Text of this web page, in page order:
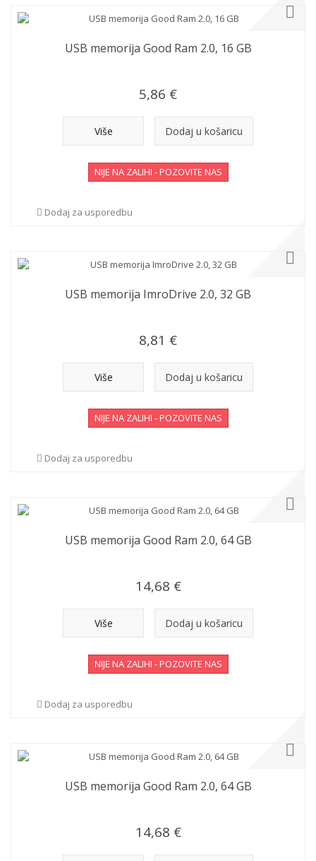
USB memorija Good Ram 2.0, 16 GB
5,86 €
Više Dodaj u košaricu
NIJE NA ZALIHI - POZOVITE NAS
Dodaj za usporedbu
USB memorija ImroDrive 2.0, 32 GB
8,81 €
Više Dodaj u košaricu
NIJE NA ZALIHI - POZOVITE NAS
Dodaj za usporedbu
USB memorija Good Ram 2.0, 64 GB
14,68 €
Više Dodaj u košaricu
NIJE NA ZALIHI - POZOVITE NAS
Dodaj za usporedbu
USB memorija Good Ram 2.0, 64 GB
14,68 €